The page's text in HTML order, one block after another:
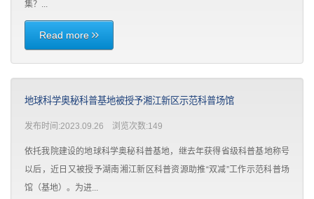
集？...
Read more
地球科学奥秘科普基地被授予湘江新区示范科普场馆
发布时间:2023.09.26 浏览次数:149
依托我院建设的地球科学奥秘科普基地，继去年获得省级科普基地称号
以后，近日又被授予湖南湘江新区科普资源助推“双减”工作示范科普场
馆（基地）。为进...